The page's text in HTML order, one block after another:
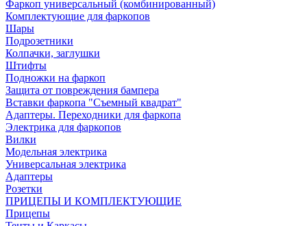
Фаркоп универсальный (комбинированный)
Комплектующие для фаркопов
Шары
Подрозетники
Колпачки, заглушки
Штифты
Подножки на фаркоп
Защита от повреждения бампера
Вставки фаркопа "Съемный квадрат"
Адаптеры. Переходники для фаркопа
Электрика для фаркопов
Вилки
Модельная электрика
Универсальная электрика
Адаптеры
Розетки
ПРИЦЕПЫ И КОМПЛЕКТУЮЩИЕ
Прицепы